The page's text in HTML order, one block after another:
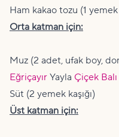
Ham kakao tozu (1
Orta katman için:
Muz (2 adet, ufak boy,
Eğriçayır Yayla Çiçek Balı
Süt (2 yemek kaşığı)
Üst katman için: